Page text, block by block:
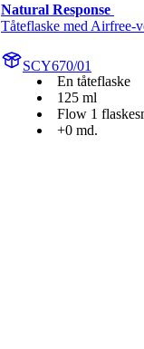
Natural Response
Tåteflaske med Airfree-
SCY670/01
En tåteflaske
125 ml
Flow 1
+0 md.